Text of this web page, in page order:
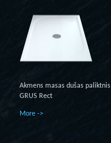
Akmens masas dušas paliktnis
GRUS Rect
More ->